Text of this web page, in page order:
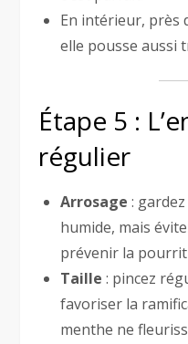
En intérieur, près
elle pousse aussi
Étape 5 :
régulier
Arrosage :
humide, mais
prévenir la
Taille : pincez
favoriser la
menthe ne